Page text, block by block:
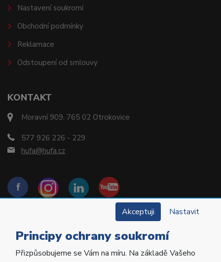
KONTAKT
Moravní 909, 765 02 Otrokovice
577 926 226 - 229
hufa@hufa.cz
Nastavení soukromí
Obchodní podmínky
Reklamace
Odstoupení od smlouvy
Copyright © 2022 Hu-Fa Dental a.s. Všechna práva
Akceptuji Nastavit
Principy ochrany soukromí
Přizpůsobujeme se Vám na míru. Na základě Vašeho